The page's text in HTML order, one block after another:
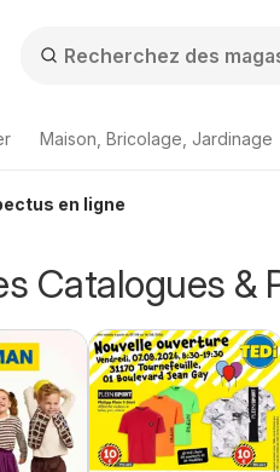
Maison, Bricolage, Jardinage
en ligne
Catalogues &